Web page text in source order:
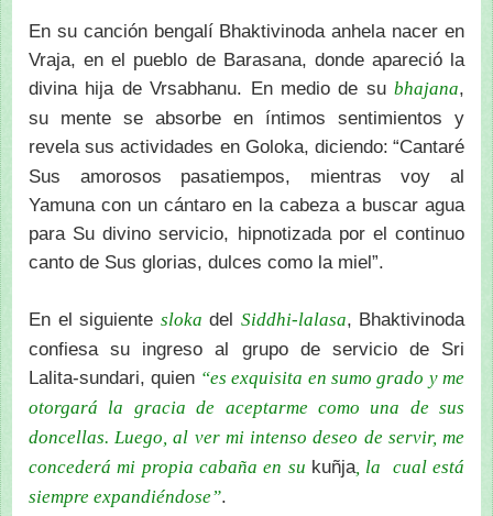
En su canción bengalí Bhaktivinoda anhela nacer en
Vraja, en el pueblo de Barasana, donde apareció la
divina hija de Vrsabhanu. En medio de su bhajana,
su mente se absorbe en íntimos sentimientos y
revela sus actividades en Goloka, diciendo: “Cantaré
Sus amorosos pasatiempos, mientras voy al
Yamuna con un cántaro en la cabeza a buscar agua
para Su divino servicio, hipnotizada por el continuo
canto de Sus glorias, dulces como la miel”.
En el siguiente sloka del Siddhi-lalasa, Bhaktivinoda
confiesa su ingreso al grupo de servicio de Sri
Lalita-sundari, quien “es exquisita en sumo grado y me
otorgará la gracia de aceptarme como una de sus
doncellas. Luego, al ver mi intenso deseo de servir, me
concederá mi propia cabaña en su kuñja, la cual está
siempre expandiéndose”.